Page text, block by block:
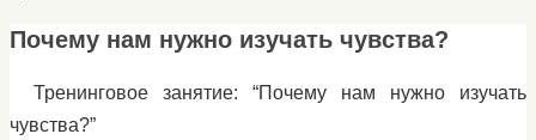
Почему нам нужно изучать чувства?
Тренинговое занятие: “Почему нам нужно изучать
чувства?”